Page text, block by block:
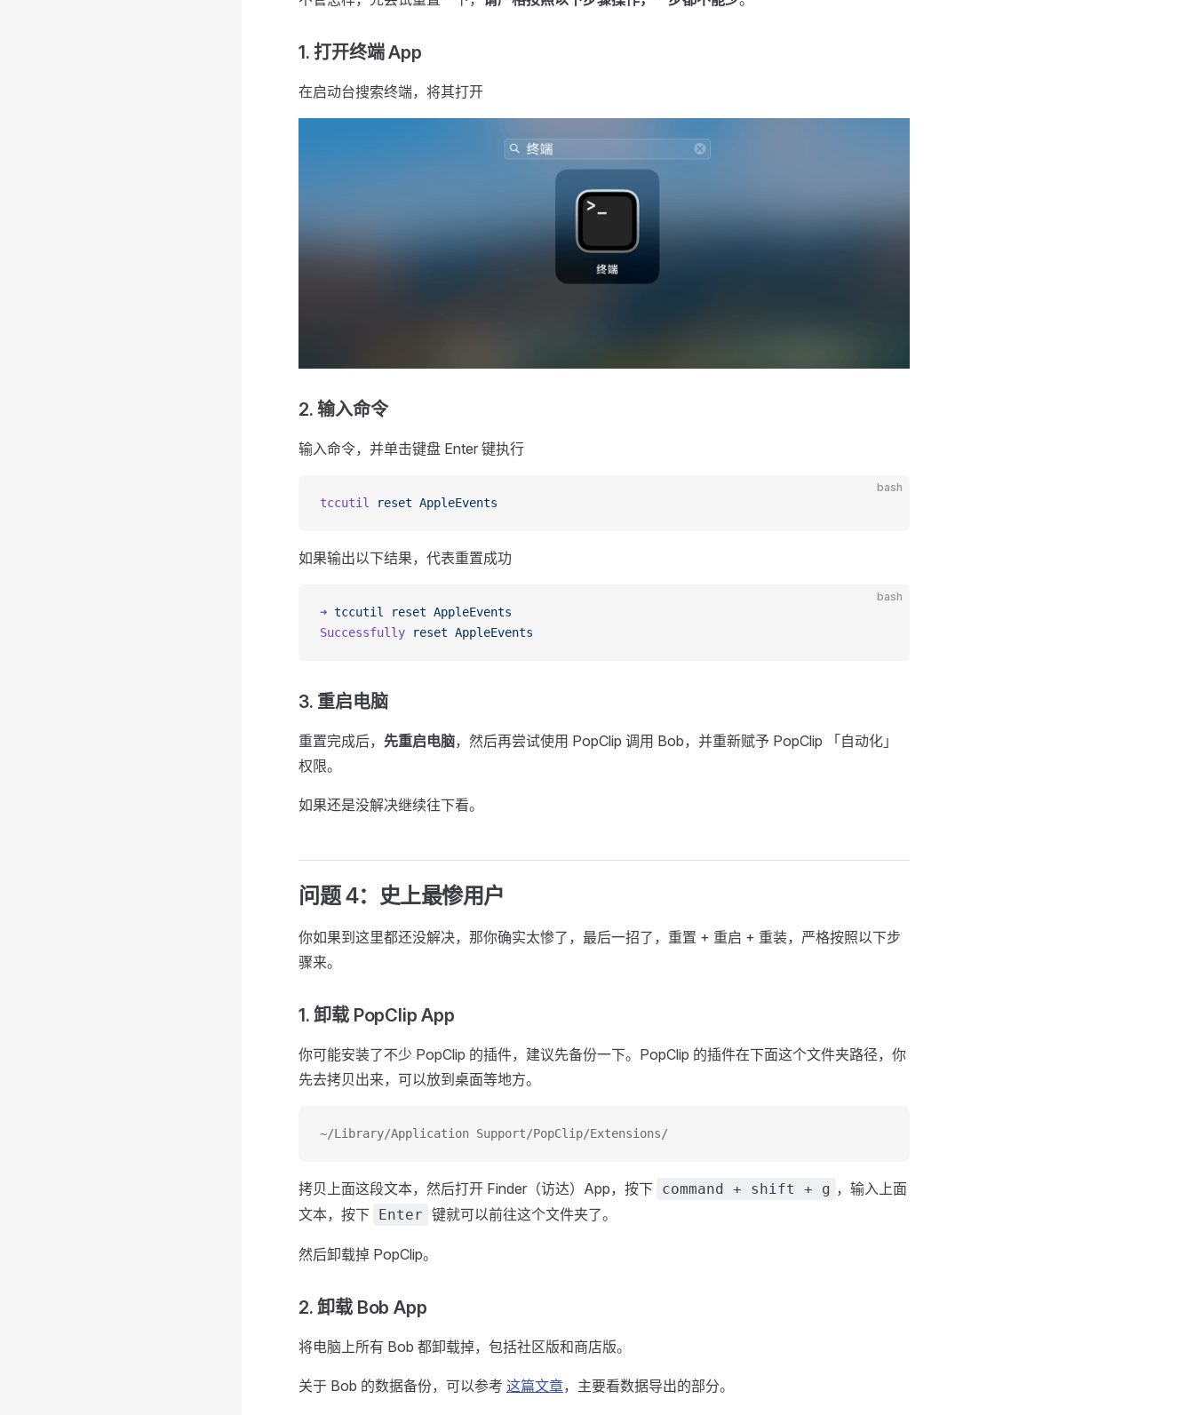
1. 打开终端 App
在启动台搜索终端，将其打开
2. 输入命令
输入命令，并单击键盘 Enter 键执行
bash
tccutil reset AppleEvents
如果输出以下结果，代表重置成功
bash
➜ tccutil reset AppleEvents
Successfully reset AppleEvents
3. 重启电脑
重置完成后， 先重启电脑，然后再尝试使用 PopClip 调用 Bob，并重新赋予 PopClip 「自动化」
权限。
如果还是没解决继续往下看。
问题 4：史上最惨用户
你如果到这里都还没解决，那你确实太惨了，最后一招了，重置 + 重启 + 重装，严格按照以下步
骤来。
1. 卸载 PopClip App
你可能安装了不少 PopClip 的插件，建议先备份一下。PopClip 的插件在下面这个文件夹路径，你
先去拷贝出来，可以放到桌面等地方。
~/Library/Application Support/PopClip/Extensions/
拷贝上面这段文本，然后打开 Finder（访达）App，按下 command + shift + g ，输入上面
文本，按下
Enter 键就可以前往这个文件夹了。
然后卸载掉 PopClip。
2. 卸载 Bob App
将电脑上所有 Bob 都卸载掉，包括社区版和商店版。
关于 Bob 的数据备份，可以参考 这篇文章，主要看数据导出的部分。